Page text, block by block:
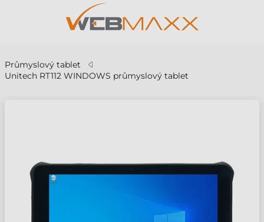
Průmyslový tablet
Unitech RT112 WINDOWS průmyslový tablet